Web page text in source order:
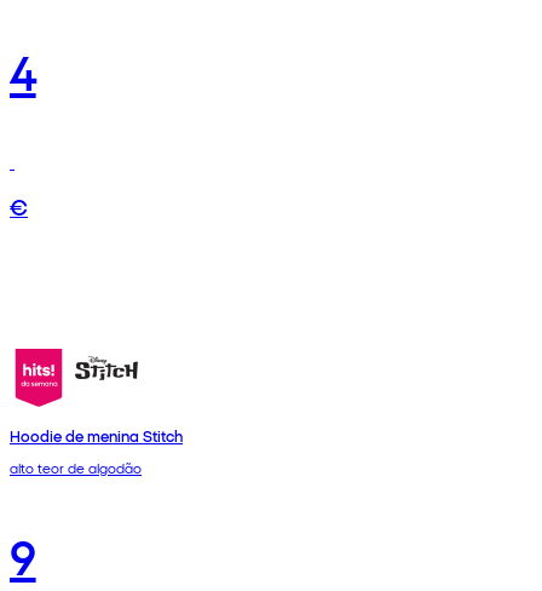
4
€
Hoodie de menina Stitch
alto teor de algodão
9